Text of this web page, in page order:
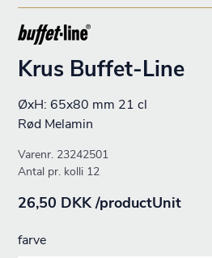
Krus Buffet-Line
ØxH: 65x80 mm 21 cl
Rød Melamin
Varenr. 23242501
Antal pr. kolli 12
26,50 DKK /productUnit
farve